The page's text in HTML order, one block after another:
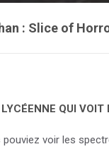
: Slice of
QUI VOIT
pouviez voir les